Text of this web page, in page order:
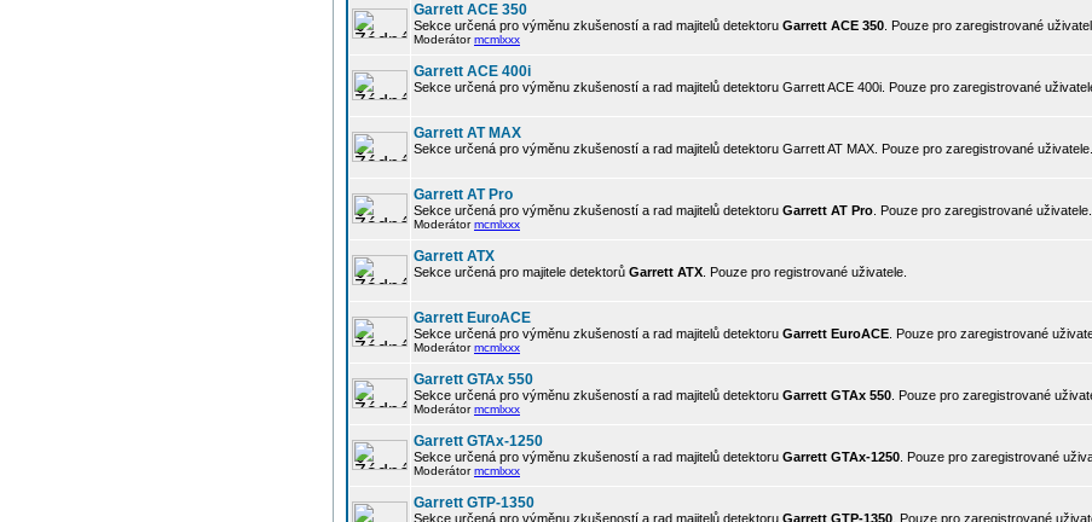
Garrett ACE 350
Sekce určená pro výměnu zkušeností a rad majitelů detektoru Garrett ACE 350 . Pouze pro zaregistrované
Moderátormcmlxxx
Garrett ACE 400i
Sekce určená pro výměnu zkušeností a rad majitelů detektoru Garrett ACE 400i. Pouze pro zaregistrované
Garrett AT MAX
Sekce určená pro výměnu zkušeností a rad majitelů detektoru Garrett AT MAX. Pouze pro zaregistrované uživatele.
Garrett AT Pro
Sekce určená pro výměnu zkušeností a rad majitelů detektoru Garrett AT Pro . Pouze pro zaregistrované uživatele.
Moderátormcmlxxx
Garrett ATX
Sekce určená pro majitele detektorů Garrett ATX . Pouze pro registrované uživatele.
Garrett EuroACE
Sekce určená pro výměnu zkušeností a rad majitelů detektoru Garrett EuroACE . Pouze pro zaregistrované
Moderátormcmlxxx
Garrett GTAx 550
Sekce určená pro výměnu zkušeností a rad majitelů detektoru Garrett GTAx 550 . Pouze pro zaregistrované
Moderátormcmlxxx
Garrett GTAx-1250
Sekce určená pro výměnu zkušeností a rad majitelů detektoru Garrett GTAx-1250 . Pouze pro zaregistrované
Moderátormcmlxxx
Garrett GTP-1350
Sekce určená pro výměnu zkušeností a rad majitelů detektoru Garrett GTP-1350 . Pouze pro zaregistrované